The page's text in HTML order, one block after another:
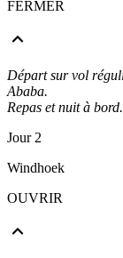
FERMER
Départ sur vol
Ababa.
Repas et nuit à bord.
Jour 2
Windhoek
OUVRIR